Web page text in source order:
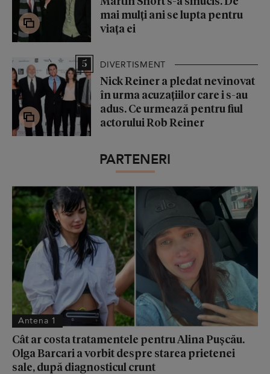
mai mulți ani se lupta pentru
viața ei
5 DIVERTISMENT
Nick Reiner a pledat nevinovat
în urma acuzațiilor care i s-au
adus. Ce urmează pentru fiul
actorului Rob Reiner
PARTENERI
Antena 1
Cât ar costa tratamentele pentru Alina Pușcău.
Olga Barcari a vorbit despre starea prietenei
sale, după diagnosticul crunt